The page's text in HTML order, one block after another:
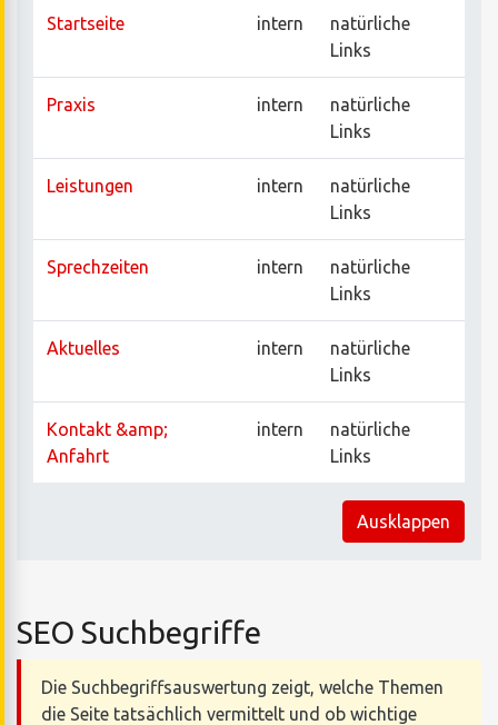
Startseite intern
natürliche
Links
Praxis intern
natürliche
Links
Leistungen intern
natürliche
Links
Sprechzeiten intern
natürliche
Links
Aktuelles intern
natürliche
Links
Kontakt &amp;
Anfahrt
intern
natürliche
Links
Ausklappen
SEO Suchbegriffe
Die Suchbegriffsauswertung zeigt, welche Themen
die Seite tatsächlich vermittelt und ob wichtige